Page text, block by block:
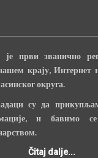
први званично
крају, Интернет
округа.
су да
и бавимо
Čitaj dalje...